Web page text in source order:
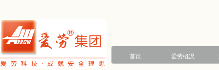
首页 爱劳概况